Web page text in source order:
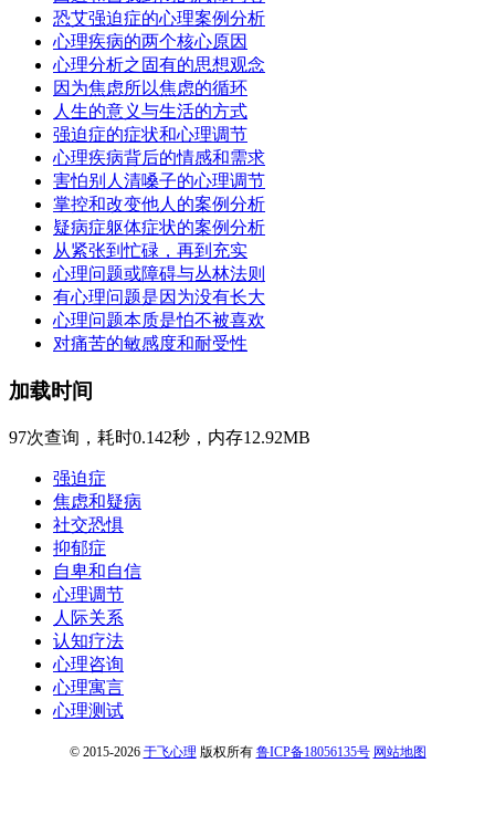
恐艾强迫症的心理案例分析
心理疾病的两个核心原因
心理分析之固有的思想观念
因为焦虑所以焦虑的循环
人生的意义与生活的方式
强迫症的症状和心理调节
心理疾病背后的情感和需求
害怕别人清嗓子的心理调节
掌控和改变他人的案例分析
疑病症躯体症状的案例分析
从紧张到忙碌，再到充实
心理问题或障碍与丛林法则
有心理问题是因为没有长大
心理问题本质是怕不被喜欢
对痛苦的敏感度和耐受性
加载时间
97次查询，耗时0.142秒，内存12.92MB
强迫症
焦虑和疑病
社交恐惧
抑郁症
自卑和自信
心理调节
人际关系
认知疗法
心理咨询
心理寓言
心理测试
© 2015-2026 于飞心理 版权所有 鲁ICP备18056135号 网站地图